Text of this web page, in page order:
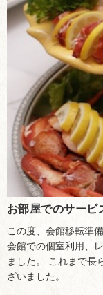
お部屋でのサービ
この度、会館移転準
会館での個室利用、
ました。 これまで長
ざいました。